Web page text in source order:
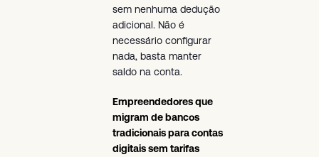
sem nenhuma dedução
adicional. Não é
necessário configurar
nada, basta manter
saldo na conta.
Empreendedores que
migram de bancos
tradicionais para contas
digitais sem tarifas